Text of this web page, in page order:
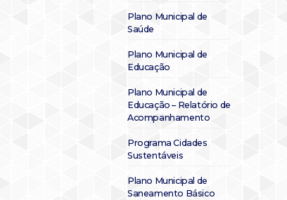
Plano Municipal de
Saúde
Plano Municipal de
Educação
Plano Municipal de
Educação – Relatório de
Acompanhamento
Programa Cidades
Sustentáveis
Plano Municipal de
Saneamento Básico